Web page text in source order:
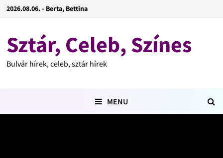
2026.08.06. - Berta, Bettina
Sztár, Celeb, Színes
Bulvár hírek, celeb, sztár hírek
MENU